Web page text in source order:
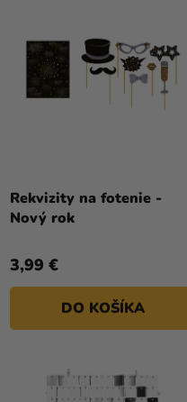
Rekvizity na fotenie -
Nový rok
3,99 €
DO KOŠÍKA